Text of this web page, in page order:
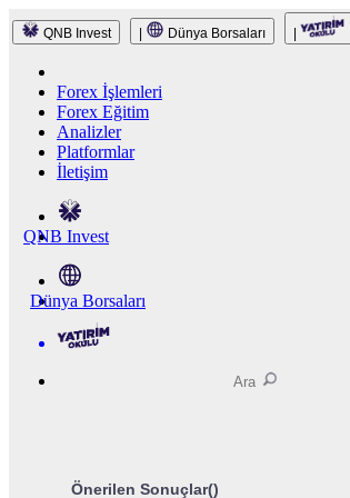
QNB Invest Dünya Borsaları
Forex İşlemleri
Forex Eğitim
Analizler
Platformlar
İletişim
QNB Invest
Dünya Borsaları
Önerilen Sonuçlar()